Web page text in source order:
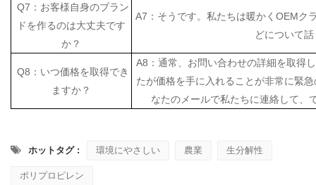
Q7：お客様自身のブラン
ドを作るのは大丈夫です
か？
A7：そうです。私たちは暖かくOEMク
どについて
Q8：いつ価格を取得でき
ますか？
A8：通常、お問い合わせの詳細を取得
たが価格を手に入れることが非常に緊
なたのメールで私たちに連絡して、
ホットタグ : 環境にやさしい 農業 生分解性
ポリプロピレン